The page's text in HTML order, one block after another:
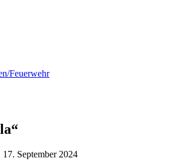
Feuerwehr
17. September 2024